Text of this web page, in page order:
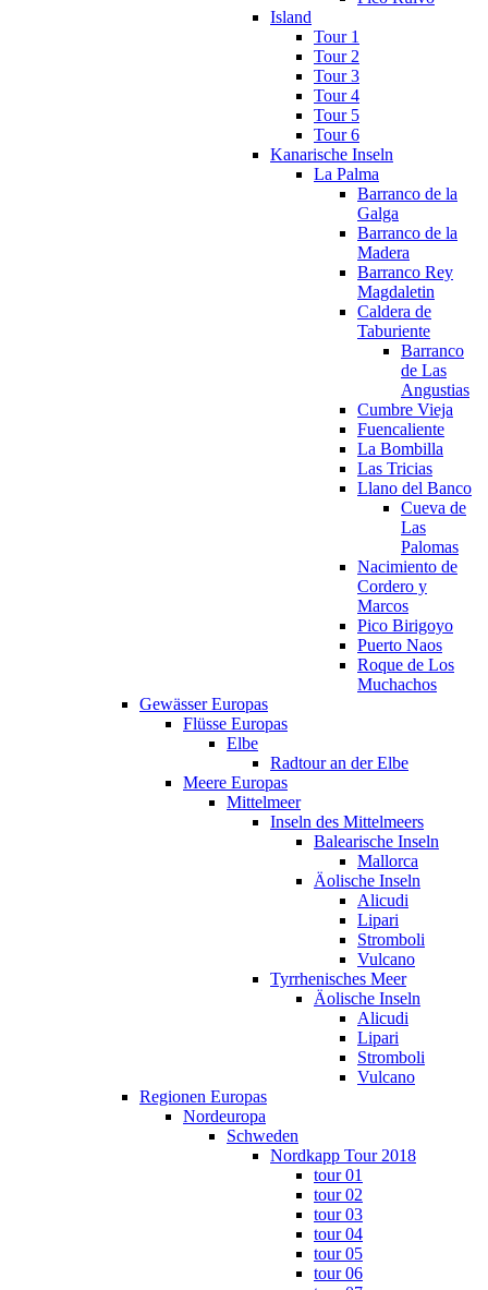
Island
Tour 1
Tour 2
Tour 3
Tour 4
Tour 5
Tour 6
Kanarische Inseln
La Palma
Barranco de la
Galga
Barranco de la
Madera
Barranco Rey
Magdaletin
Caldera de
Taburiente
Barranco
de Las
Angustias
Cumbre Vieja
Fuencaliente
La Bombilla
Las Tricias
Llano del Banco
Cueva de
Las
Palomas
Nacimiento de
Cordero y
Marcos
Pico Birigoyo
Puerto Naos
Roque de Los
Muchachos
Gewässer Europas
Flüsse Europas
Elbe
Radtour an der Elbe
Meere Europas
Mittelmeer
Inseln des Mittelmeers
Balearische Inseln
Mallorca
Äolische Inseln
Alicudi
Lipari
Stromboli
Vulcano
Tyrrhenisches Meer
Äolische Inseln
Alicudi
Lipari
Stromboli
Vulcano
Regionen Europas
Nordeuropa
Schweden
Nordkapp Tour 2018
tour 01
tour 02
tour 03
tour 04
tour 05
tour 06